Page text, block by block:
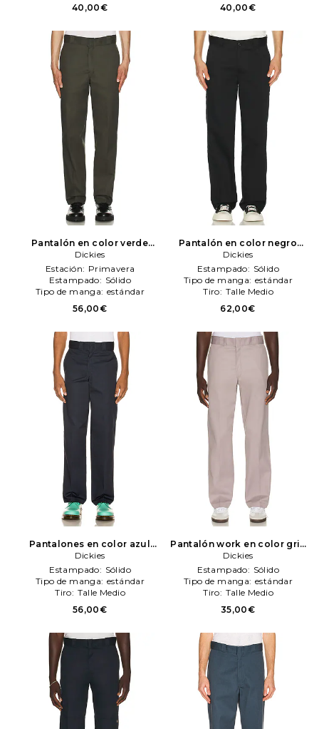
40,00€
40,00€
Pantalón en color verde
oliva Dickies
Dickies
Estación: Primavera
Estampado: Sólido
Tipo de manga: estándar
56,00€
Pantalón en color negro
Dickies
Dickies
Estampado: Sólido
Tipo de manga: estándar
Tiro: Talle Medio
62,00€
Pantalones en color azul
Dickies
Dickies
Estampado: Sólido
Tipo de manga: estándar
Tiro: Talle Medio
56,00€
Pantalón work en color gris
Dickies
Dickies
Estampado: Sólido
Tipo de manga: estándar
Tiro: Talle Medio
35,00€